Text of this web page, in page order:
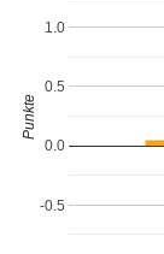
-0.5
0.0
0.5
1.0
Punkte